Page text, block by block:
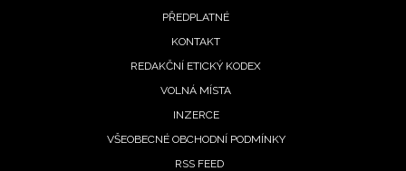
PŘEDPLATNÉ
KONTAKT
REDAKČNÍ ETICKÝ KODEX
VOLNÁ MÍSTA
INZERCE
VŠEOBECNÉ OBCHODNÍ PODMÍNKY
RSS FEED